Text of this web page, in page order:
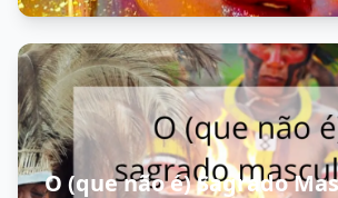
O (que não é) Sagrado